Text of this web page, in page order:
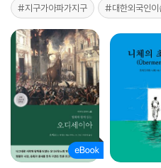
#지구가아파가지구 #대한외국인이